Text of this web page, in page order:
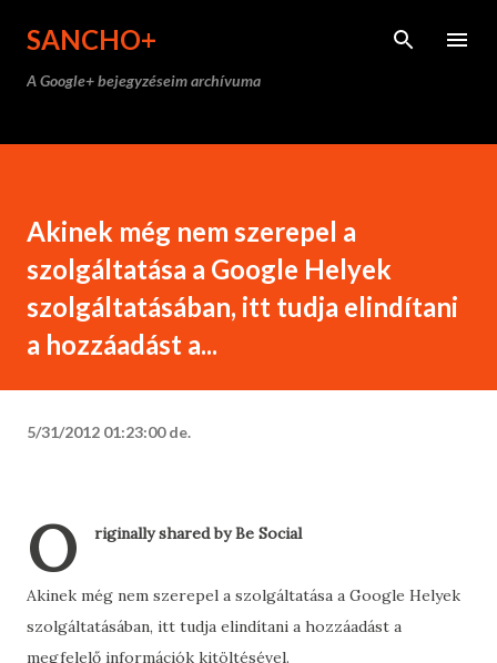
SANCHO+
A Google+ bejegyzéseim archívuma
Akinek még nem szerepel a
szolgáltatása a Google Helyek
szolgáltatásában, itt tudja elindítani
a hozzáadást a...
5/31/2012 01:23:00 de.
O riginally shared by Be Social
Akinek még nem szerepel a szolgáltatása a Google Helyek
szolgáltatásában, itt tudja elindítani a hozzáadást a
megfelelő információk kitöltésével.